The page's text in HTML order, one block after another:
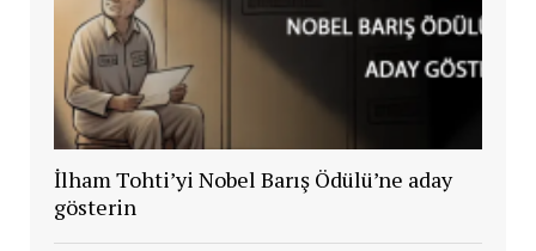
İlham Tohti’yi Nobel Barış Ödülü’ne aday
gösterin